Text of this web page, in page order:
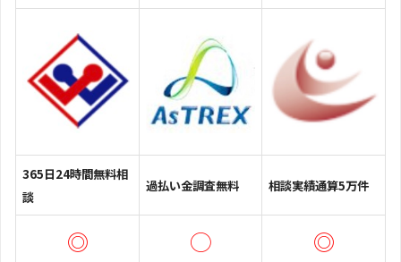
365日24時間無料相
談
過払い金調査無料 相談実績通算5万件
◎ ◯ ◎